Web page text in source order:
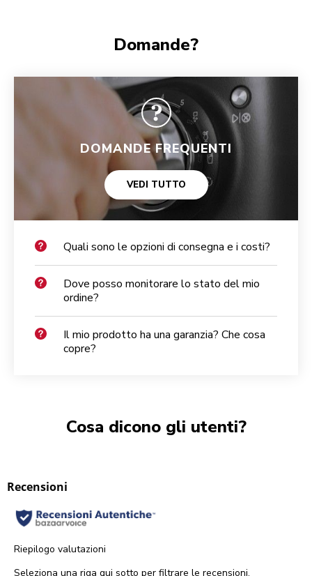
Domande?
DOMANDE FREQUENTI
VEDI TUTTO
Quali sono le opzioni di consegna e i costi?
Dove posso monitorare lo stato del mio
ordine?
Il mio prodotto ha una garanzia? Che cosa
copre?
Cosa dicono gli utenti?